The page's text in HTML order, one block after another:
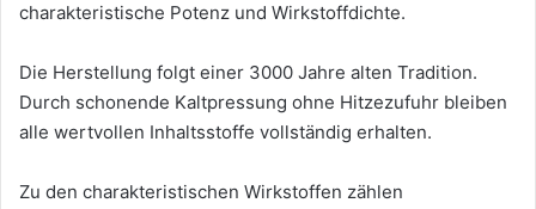
charakteristische Potenz und Wirkstoffdichte.
Die Herstellung folgt einer 3000 Jahre alten Tradition.
Durch schonende Kaltpressung ohne Hitzezufuhr bleiben
alle wertvollen Inhaltsstoffe vollständig erhalten.
Zu den charakteristischen Wirkstoffen zählen